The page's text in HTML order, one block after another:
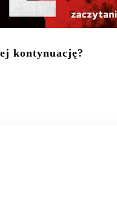
kontynuację?